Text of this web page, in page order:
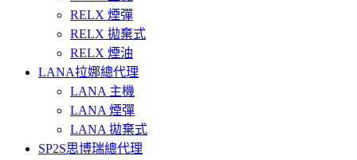
RELX 煙彈
RELX 拋棄式
RELX 煙油
LANA拉娜總代理
LANA 主機
LANA 煙彈
LANA 拋棄式
SP2S思博瑞總代理